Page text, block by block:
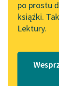
102. lata temu
Joseph Conrad
Lektury
po prostu
książki.
Lektury.